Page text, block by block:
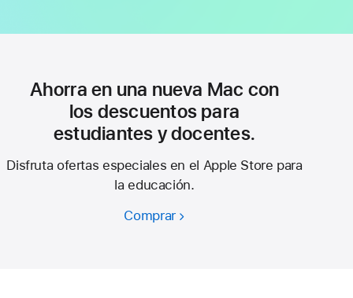
Ahorra en una nueva Mac con
los descuentos para
estudiantes y docentes.
Disfruta ofertas especiales en el Apple Store para
la educación.
ComprarAhorra